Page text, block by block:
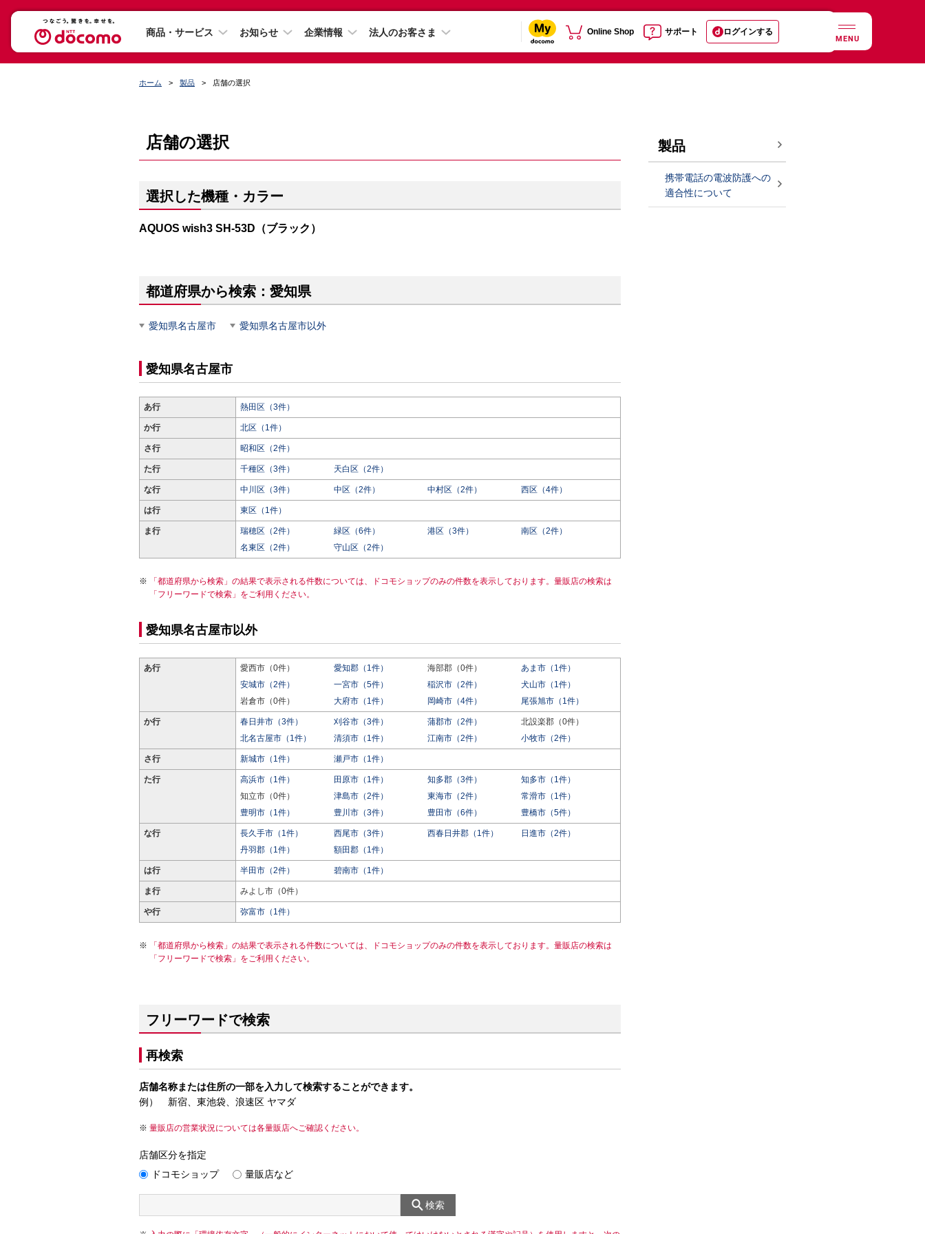
商品・サービス お知らせ 企業情報 法人のお客さま Online Shop サポート ログインする
MENU
ホーム 製品 店舗の選択
店舗の選択
選択した機種・カラー
AQUOS wish3 SH-53D（ブラック）
都道府県から検索：愛知県
愛知県名古屋市 愛知県名古屋市以外
愛知県名古屋市
あ行 熱田区（3件）
か行 北区（1件）
さ行 昭和区（2件）
た行 千種区（3件） 天白区（2件）
な行 中川区（3件） 中区（2件） 中村区（2件） 西区（4件）
は行 東区（1件）
ま行 瑞穂区（2件） 緑区（6件） 港区（3件）
南区（2件）
名東区（2件）
守山区（2件）
「都道府県から検索」の結果で表示される件数については、ドコモショップのみの件数を表示しております。量販店の検索は
「フリーワードで検索」をご利用ください。
愛知県名古屋市以外
あ行 愛西市（0件） 愛知郡（1件） 海部郡（0件）
あま市（1件）
安城市（2件）
一宮市（5件） 稲沢市（2件）
犬山市（1件）
岩倉市（0件）
大府市（1件） 岡崎市（4件） 尾張旭市（1件）
か行 春日井市（3件） 刈谷市（3件） 蒲郡市（2件）
北設楽郡（0件）
北名古屋市（1件）
清須市（1件） 江南市（2件） 小牧市（2件）
さ行 新城市（1件） 瀬戸市（1件）
た行 高浜市（1件） 田原市（1件） 知多郡（3件）
知多市（1件）
知立市（0件）
津島市（2件） 東海市（2件）
常滑市（1件）
豊明市（1件）
豊川市（3件） 豊田市（6件） 豊橋市（5件）
な行 長久手市（1件） 西尾市（3件） 西春日井郡（1件）
日進市（2件）
丹羽郡（1件）
額田郡（1件）
は行 半田市（2件） 碧南市（1件）
ま行 みよし市（0件）
や行 弥富市（1件）
「都道府県から検索」の結果で表示される件数については、ドコモショップのみの件数を表示しております。量販店の検索は
「フリーワードで検索」をご利用ください。
フリーワードで検索
再検索
店舗名称または住所の一部を入力して検索することができます。
例） 新宿、東池袋、浪速区 ヤマダ
量販店の営業状況については各量販店へご確認ください。
店舗区分を指定
ドコモショップ
量販店など
検索
製品
携帯電話の電波防護への
適合性について